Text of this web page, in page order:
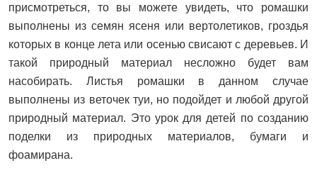
присмотреться, то вы можете увидеть, что ромашки
выполнены из семян ясеня или вертолетиков, гроздья
которых в конце лета или осенью свисают с деревьев. И
такой природный материал несложно будет вам
насобирать. Листья ромашки в данном случае
выполнены из веточек туи, но подойдет и любой другой
природный материал. Это урок для детей по созданию
поделки из природных материалов, бумаги и
фоамирана.